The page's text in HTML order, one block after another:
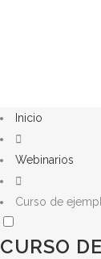
Inicio
Webinarios
Curso de
CURSO